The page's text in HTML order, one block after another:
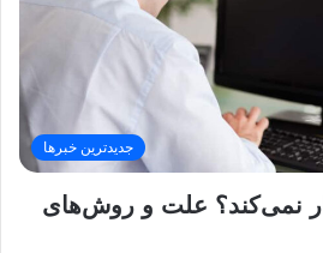
جدیدترین خبرها
نمی‌کند؟ علت و روش‌های